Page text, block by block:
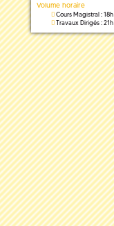
Volume horaire
Cours Magistral : 18h
Travaux Dirigés : 21h